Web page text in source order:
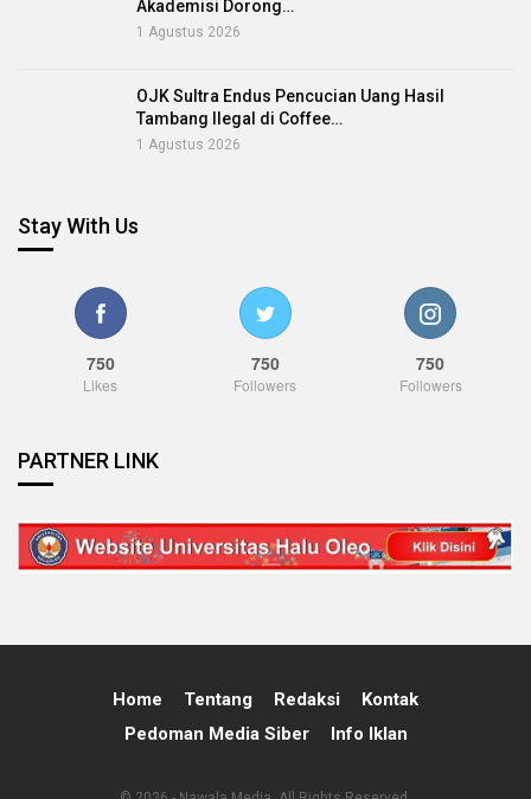
Akademisi Dorong…
1 Agustus 2026
OJK Sultra Endus Pencucian Uang Hasil
Tambang Ilegal di Coffee…
1 Agustus 2026
Stay With Us
750
Likes
750
Followers
750
Followers
PARTNER LINK
Home Tentang Redaksi
Kontak
Pedoman Media Siber
Info Iklan